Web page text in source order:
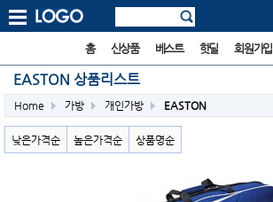
홈 신상품 베스트 핫딜 회원가입
EASTON 상품리스트
Home 가방 개인가방 EASTON
낮은가격순 높은가격순 상품명순